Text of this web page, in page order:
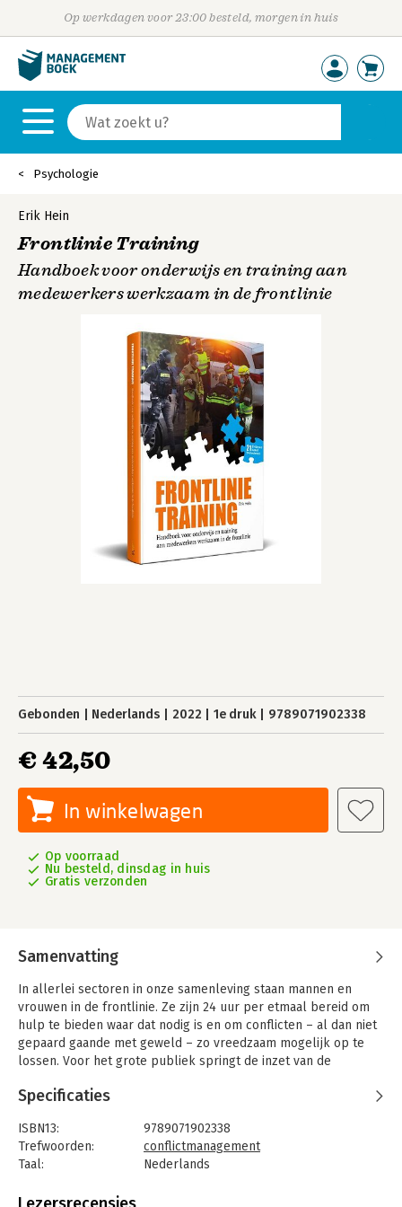
Op werkdagen voor 23:00 besteld, morgen in huis
Psychologie
Erik Hein
Frontlinie Training
Handboek voor onderwijs en training aan
medewerkers werkzaam in de frontlinie
Gebonden Nederlands 2022 1e druk 9789071902338
€ 42,50
In winkelwagen
Op voorraad
Nu besteld, dinsdag in huis
Gratis verzonden
Samenvatting
In allerlei sectoren in onze samenleving staan mannen en
vrouwen in de frontlinie. Ze zijn 24 uur per etmaal bereid om
hulp te bieden waar dat nodig is en om conflicten – al dan niet
gepaard gaande met geweld – zo vreedzaam mogelijk op te
lossen. Voor het grote publiek springt de inzet van de
het oog.
Maar zeker in de afgelopen tijd is duidelijk geworden dat ook
bijvoorbeeld brandweerlieden, Justitie beveiligingsteams,
persoonsbeveiligers, douanepersoneel en de medewerkers
maatschappij moeten opereren. En wat te denken van de
Specificaties
ISBN13:
9789071902338
Trefwoorden:
conflictmanagement
Taal:
Nederlands
Aantal pagina's: